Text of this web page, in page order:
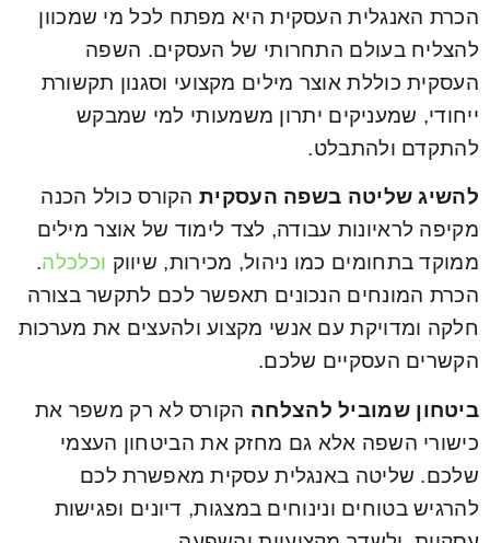
הכרת האנגלית העסקית היא מפתח לכל מי שמכוון
להצליח בעולם התחרותי של העסקים. השפה
העסקית כוללת אוצר מילים מקצועי וסגנון תקשורת
ייחודי, שמעניקים יתרון משמעותי למי שמבקש
להתקדם ולהתבלט.
להשיג שליטה בשפה העסקיתהקורס כולל הכנה
מקיפה לראיונות עבודה, לצד לימוד של אוצר מילים
ממוקד בתחומים כמו ניהול, מכירות, שיווק וכלכלה.
הכרת המונחים הנכונים תאפשר לכם לתקשר בצורה
חלקה ומדויקת עם אנשי מקצוע ולהעצים את מערכות
הקשרים העסקיים שלכם.
ביטחון שמוביל להצלחה הקורס לא רק משפר את
כישורי השפה אלא גם מחזק את הביטחון העצמי
שלכם. שליטה באנגלית עסקית מאפשרת לכם
להרגיש בטוחים ונינוחים במצגות, דיונים ופגישות